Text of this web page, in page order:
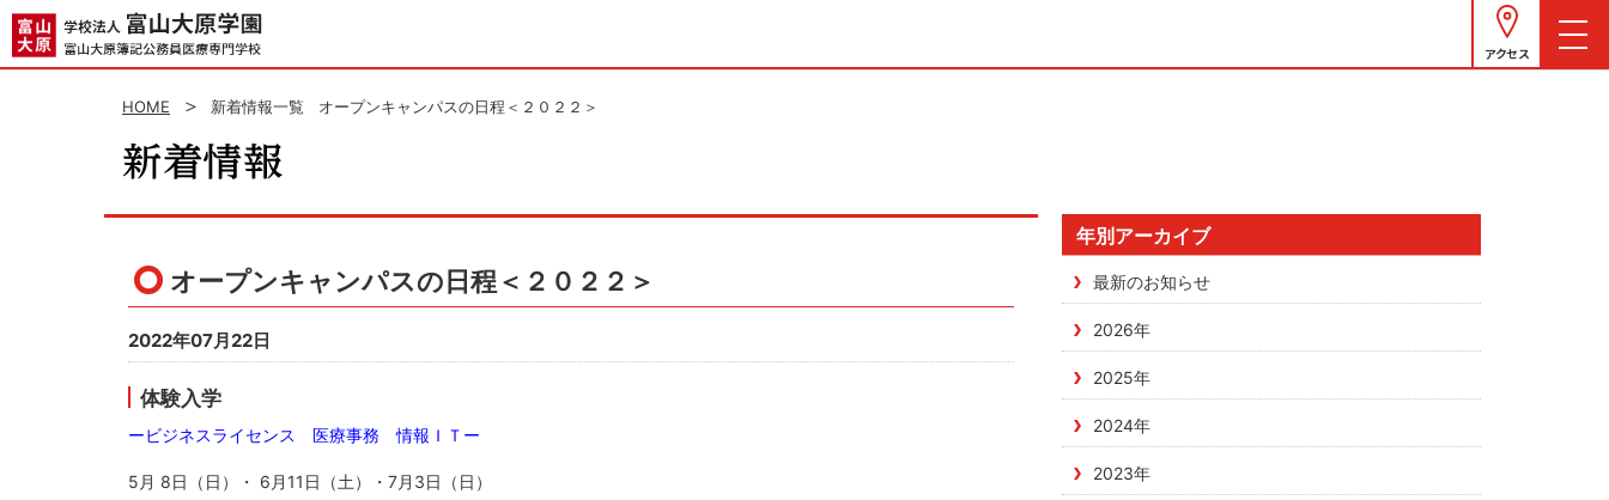
アクセス
HOME 新着情報一覧 オープンキャンパスの日程＜２０２２＞
オープンキャンパスの日程＜２０２２＞
2022年07月22日
体験入学
ービジネスライセンス 医療事務 情報ＩＴー
5月 8日（日）・ 6月11日（土）・7月3日（日）
年別アーカイブ
最新のお知らせ
2026年
2025年
2024年
2023年